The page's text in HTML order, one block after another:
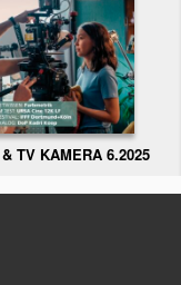
TV KAMERA 6.2025